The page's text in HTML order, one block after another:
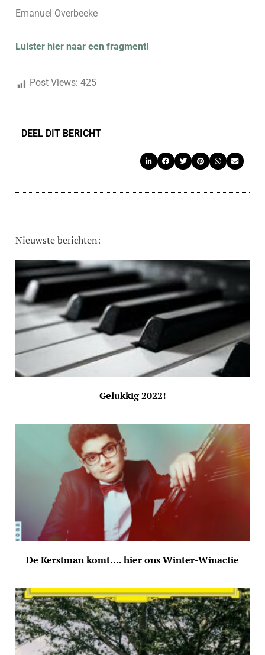
Emanuel Overbeeke
Luister hier naar een fragment!
Post Views: 425
DEEL DIT BERICHT
Nieuwste berichten:
Gelukkig 2022!
De Kerstman komt…. hier ons Winter-Winactie